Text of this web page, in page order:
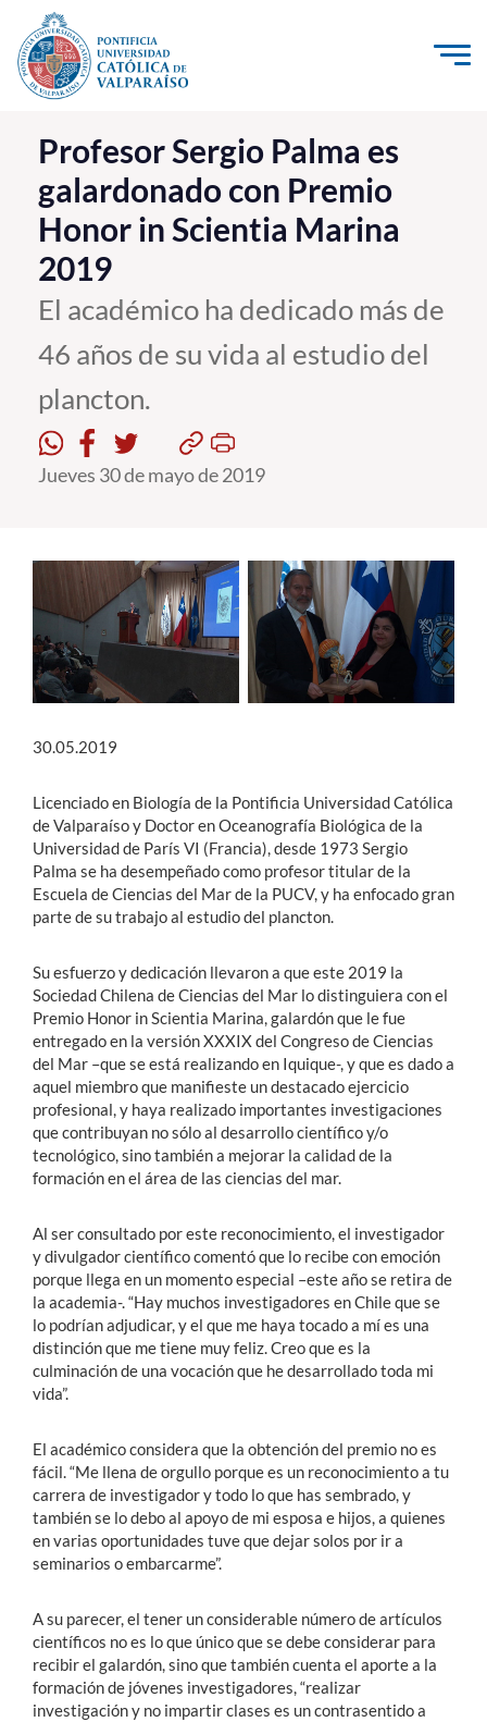
Click acá para ir directamente al contenido
La Universidad
Investigación, Creación e Innovación
PUCV Internacional
Vinculación con el Medio
Admisión
Pregrado
Postgrado
Formación Continua
Académicos
Funcionarios
Alumni
English
Profesor Sergio Palma es
galardonado con Premio
Honor in Scientia Marina
2019
El académico ha dedicado más de
46 años de su vida al estudio del
plancton.
Jueves 30 de mayo de 2019
30.05.2019
Licenciado en Biología de la Pontificia Universidad Católica
de Valparaíso y Doctor en Oceanografía Biológica de la
Universidad de París VI (Francia), desde 1973 Sergio
Palma se ha desempeñado como profesor titular de la
Escuela de Ciencias del Mar de la PUCV, y ha enfocado gran
parte de su trabajo al estudio del plancton.
Su esfuerzo y dedicación llevaron a que este 2019 la
Sociedad Chilena de Ciencias del Mar lo distinguiera con el
Premio Honor in Scientia Marina, galardón que le fue
entregado en la versión XXXIX del Congreso de Ciencias
del Mar –que se está realizando en Iquique-, y que es dado a
aquel miembro que manifieste un destacado ejercicio
profesional, y haya realizado importantes investigaciones
que contribuyan no sólo al desarrollo científico y/o
tecnológico, sino también a mejorar la calidad de la
formación en el área de las ciencias del mar.
Al ser consultado por este reconocimiento, el investigador
y divulgador científico comentó que lo recibe con emoción
porque llega en un momento especial –este año se retira de
la academia-. “Hay muchos investigadores en Chile que se
lo podrían adjudicar, y el que me haya tocado a mí es una
distinción que me tiene muy feliz. Creo que es la
culminación de una vocación que he desarrollado toda mi
vida”.
El académico considera que la obtención del premio no es
fácil. “Me llena de orgullo porque es un reconocimiento a tu
carrera de investigador y todo lo que has sembrado, y
también se lo debo al apoyo de mi esposa e hijos, a quienes
en varias oportunidades tuve que dejar solos por ir a
seminarios o embarcarme”.
A su parecer, el tener un considerable número de artículos
científicos no es lo que único que se debe considerar para
recibir el galardón, sino que también cuenta el aporte a la
formación de jóvenes investigadores, “realizar
investigación y no impartir clases es un contrasentido a